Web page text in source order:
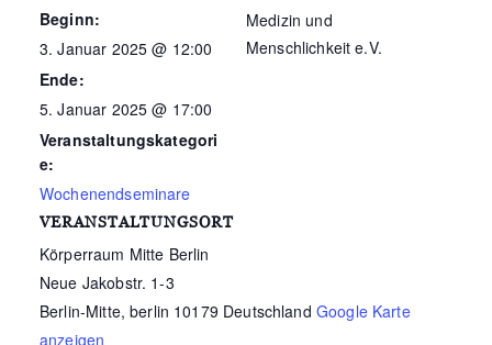
Beginn:
3. Januar 2025 @ 12:00
Ende:
5. Januar 2025 @ 17:00
Veranstaltungskategori
e:
Wochenendseminare
VERANSTALTUNGSORT
Körperraum Mitte Berlin
Neue Jakobstr. 1-3
Berlin-Mitte, berlin 10179 Deutschland Google Karte
anzeigen
Medizin und
Menschlichkeit e.V.